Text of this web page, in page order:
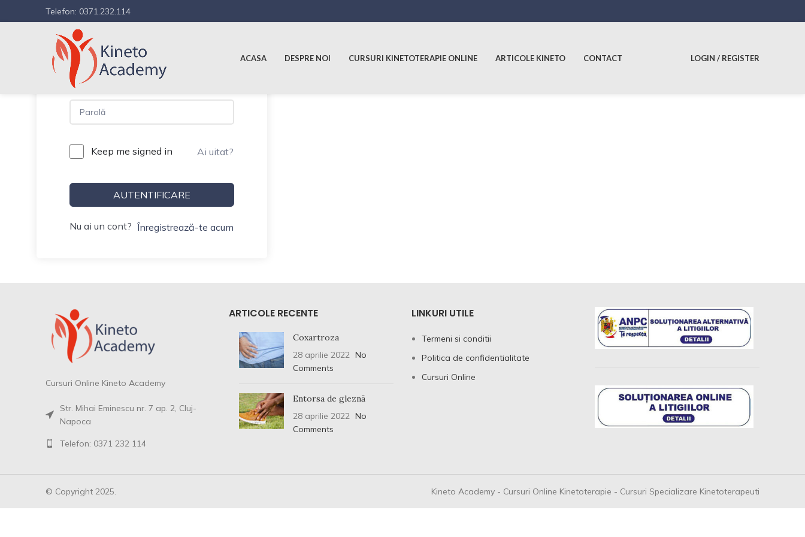
Telefon: 0371.232.114
ACASA DESPRE NOI CURSURI KINETOTERAPIE ONLINE ARTICOLE KINETO CONTACT LOGIN / REGISTER
Hi, Welcome back!
Keep me signed in Ai uitat?
AUTENTIFICARE
Nu ai un cont? Înregistrează-te acum
Cursuri Online Kineto Academy
Str. Mihai Eminescu nr. 7 ap. 2, Cluj-
Napoca
Telefon: 0371 232 114
ARTICOLE RECENTE
Coxartroza
28 aprilie 2022 No
Comments
Entorsa de gleznă
28 aprilie 2022 No
Comments
LINKURI UTILE
Termeni si conditii
Politica de confidentialitate
Cursuri Online
© Copyright 2025. Kineto Academy - Cursuri Online Kinetoterapie - Cursuri Specializare Kinetoterapeuti